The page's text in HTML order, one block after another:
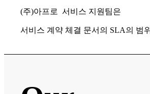
(주)아프로 서비스 지원팀은
서비스 계약 체결 문서의 SLA의 범